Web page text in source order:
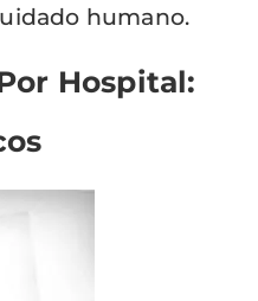
humano.
Hospital: